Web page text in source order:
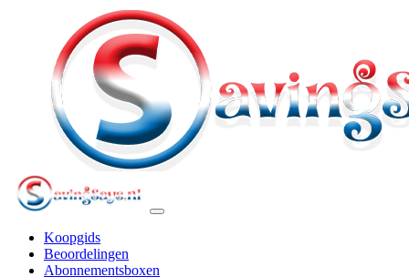
Koopgids
Beoordelingen
Abonnementsboxen